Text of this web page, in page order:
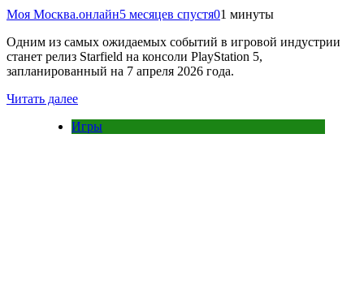
Моя Москва.онлайн5 месяцев спустя01 минуты
Одним из самых ожидаемых событий в игровой индустрии
станет релиз Starfield на консоли PlayStation 5,
запланированный на 7 апреля 2026 года.
Читать далее
Игры